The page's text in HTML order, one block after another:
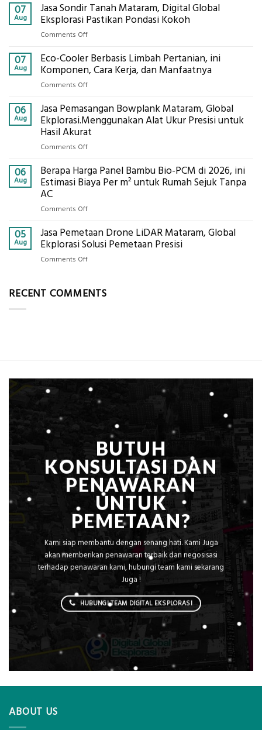
07
Aug
Jasa Sondir Tanah Mataram, Digital Global
Eksplorasi Pastikan Pondasi Kokoh
Comments Offon
Sondir
Tanah
Eksplorasi
Pastikan
Pondasi
Kokoh
07
Aug
Eco-Cooler Berbasis Limbah Pertanian, ini
Komponen, Cara Kerja, dan Manfaatnya
Comments Offon
Cooler
Berbasis
Limbah
Cara
Kerja,
Manfaatnya
06
Aug
Jasa Pemasangan Bowplank Mataram, Global
Ekplorasi.Menggunakan Alat Ukur Presisi untuk
Hasil Akurat
Comments Offon
Pemasangan
Bowplank
Ukur
Presisi
untuk
06
Aug
Berapa Harga Panel Bambu Bio-PCM di 2026, ini
Estimasi Biaya Per m² untuk Rumah Sejuk Tanpa
AC
Comments Offon
Harga
Panel
2026,
Sejuk
Tanpa
05
Aug
Jasa Pemetaan Drone LiDAR Mataram, Global
Ekplorasi Solusi Pemetaan Presisi
Comments Offon
Drone
RECENT COMMENTS
BUTUH
KONSULTASI DAN
PENAWARAN
UNTUK
PEMETAAN?
Kami siap membantu dengan senang hati. Kami Juga
akan memberikan penawaran terbaik dan negosisasi
terhadap penawaran kami, hubungi team kami sekarang
Juga !
HUBUNGI TEAM DIGITAL EKSPLORASI
ABOUT US